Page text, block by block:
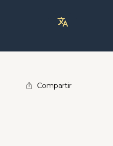
Compartir